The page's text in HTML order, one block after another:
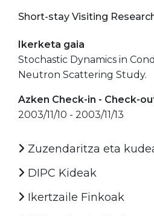
Short-stay Visiting
Ikerketa gaia
Stochastic Dynamics in
Neutron Scattering Study.
Azken Check-in - Check-
2003/11/10 - 2003/11/13
Zuzendaritza eta
DIPC Kideak
Ikertzaile Finkoak